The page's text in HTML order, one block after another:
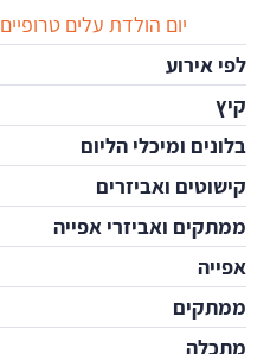
יום הולדת עלים טרופיים
לפי אירוע
קיץ
בלונים ומיכלי הליום
קישוטים ואביזרים
ממתקים ואביזרי אפייה
אפייה
ממתקים
מתכלה